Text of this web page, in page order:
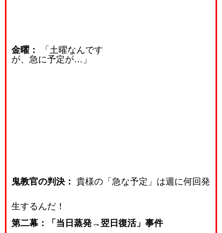
金曜：
「土曜なんです
が、急に予定が…」
鬼教官の判決： 貴様の「急な予定」は週に何回発
生するんだ！
第二幕：「当日蒸発→翌日復活」事件